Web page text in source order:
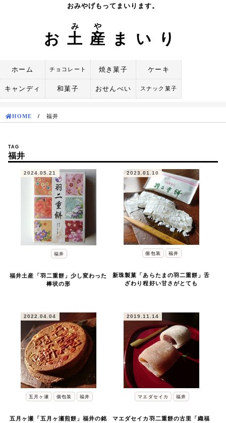
おみやげもってまいります。
お 土
み
産
や
まいり
ホーム チョコレート 焼き菓子 ケーキ
キャンディ 和菓子 おせんべい スナック菓子
HOME / 福井
TAG
福井
2024.05.21
福井
福井土産「羽二重餅」少し変わった
棒状の形
2023.01.10
個包装 福井
新珠製菓「あらたまの羽二重餅」舌
ざわり程好い甘さがとても
2022.04.04
五月ヶ瀬 個包装 福井
五月ヶ瀬「五月ヶ瀬煎餅」福井の銘
2019.11.14
マエダセイカ 福井
マエダセイカ羽二重餅の古里「織福